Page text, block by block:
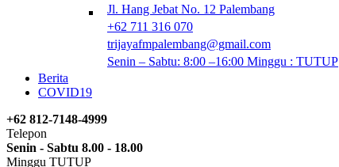
Jl. Hang Jebat No. 12 Palembang
+62 711 316 070
trijayafmpalembang@gmail.com
Senin – Sabtu: 8:00 –16:00 Minggu : TUTUP
Berita
COVID19
+62 812-7148-4999
Telepon
Senin - Sabtu 8.00 - 18.00
Minggu TUTUP